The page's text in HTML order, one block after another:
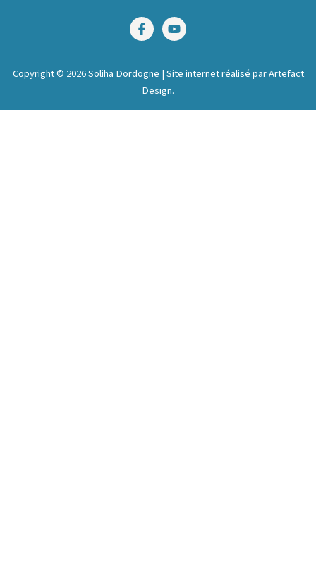
Copyright © 2026 Soliha Dordogne | Site internet réalisé parArtefact
Design.